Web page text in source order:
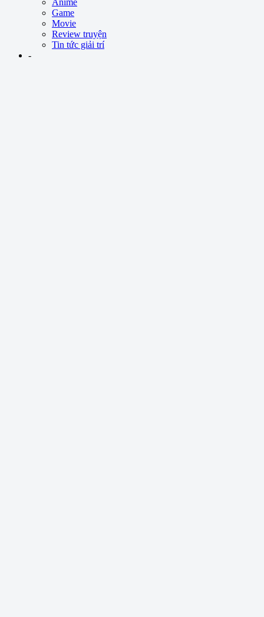
Game
Movie
Review truyện
Tin tức giải trí
-